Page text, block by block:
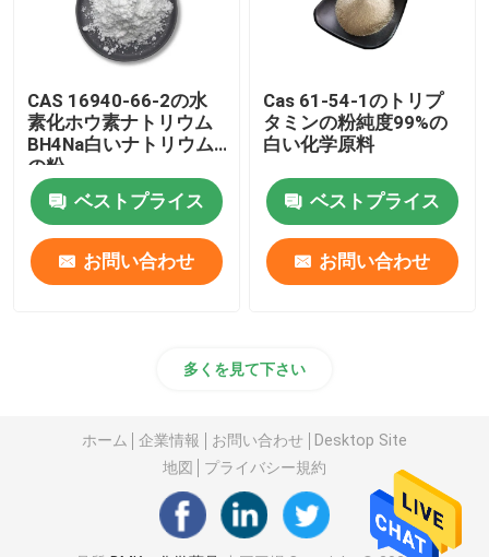
CAS 16940-66-2の水
素化ホウ素ナトリウム
BH4Na白いナトリウム
の粉
ベストプライス
お問い合わせ
Cas 61-54-1のトリプ
タミンの粉純度99%の
白い化学原料
ベストプライス
お問い合わせ
多くを見て下さい
ホーム 企業情報 お問い合わせ
Desktop Site
地図
プライバシー規約